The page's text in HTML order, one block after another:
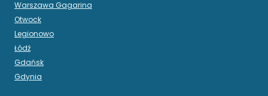
Warszawa Gagarina
Otwock
Legionowo
Łódź
Gdańsk
Gdynia